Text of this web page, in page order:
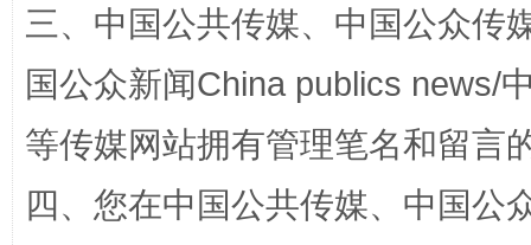
三、中国公共传媒、中国公众传
国公众新闻China publics news/
等传媒网站拥有管理笔名和留言
四、您在中国公共传媒、中国公